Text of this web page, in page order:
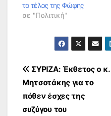
το τέλος της Φώφης
σε "Πολιτική"
Πλοήγηση
άρθρων
ΣΥΡΙΖΑ: Έκθετος ο κ.
Μητσοτάκης για το
πόθεν έσχες της
συζύγου του